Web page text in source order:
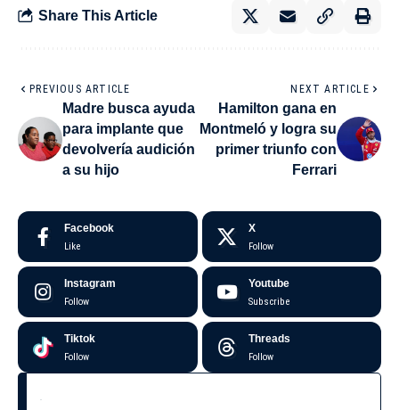
Share This Article
PREVIOUS ARTICLE
Madre busca ayuda
para implante que
devolvería audición
a su hijo
NEXT ARTICLE
Hamilton gana en
Montmeló y logra su
primer triunfo con
Ferrari
Facebook
Like
X
Follow
Instagram
Follow
Youtube
Subscribe
Tiktok
Follow
Threads
Follow